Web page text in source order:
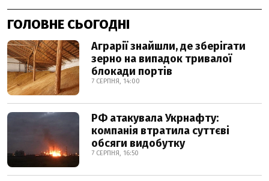
ГОЛОВНЕ СЬОГОДНІ
Аграрії знайшли, де зберігати
зерно на випадок тривалої
блокади портів
7 СЕРПНЯ, 14:00
РФ атакувала Укрнафту:
компанія втратила суттєві
обсяги видобутку
7 СЕРПНЯ, 16:50